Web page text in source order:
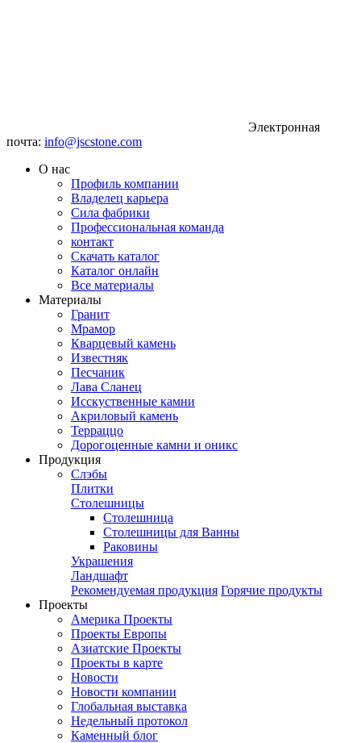
Электронная
почта: info@jscstone.com
О нас
Профиль компании
Владелец карьера
Сила фабрики
Профессиональная команда
контакт
Скачать каталог
Каталог онлайн
Все материалы
Материалы
Гранит
Мрамор
Кварцевый камень
Известняк
Песчаник
Лава Сланец
Исскуственные камни
Акриловый камень
Терраццо
Дорогоценные камни и оникс
Продукция
Слэбы
Плитки
Столешницы
Столешница
Столешницы для Ванны
Раковины
Украшения
Ландшафт
Рекомендуемая продукция Горячие продукты
Проекты
Америка Проекты
Проекты Европы
Азиатские Проекты
Проекты в карте
Новости
Новости компании
Глобальная выставка
Недельный протокол
Каменный блог